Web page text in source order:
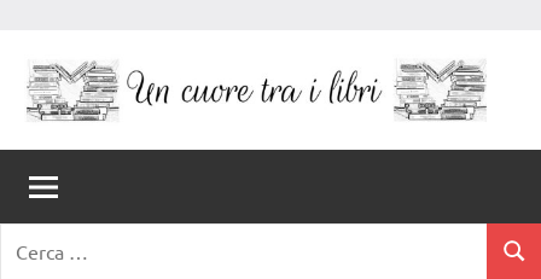
contenuto
Un
Cuore
Tra
romanzi
romance
e
per: